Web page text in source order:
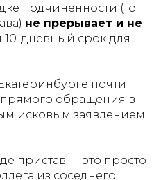
подчиненности (то
не прерывает и не
10-дневный срок для
почти
прямого обращения в
исковым заявлением.
пристав — это просто
из соседнего